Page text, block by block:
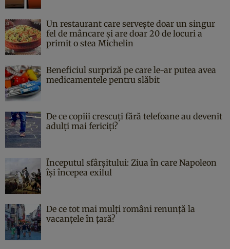
Un restaurant care servește doar un singur
fel de mâncare și are doar 20 de locuri a
primit o stea Michelin
Beneficiul surpriză pe care le-ar putea avea
medicamentele pentru slăbit
De ce copiii crescuți fără telefoane au devenit
adulți mai fericiți?
Începutul sfârşitului: Ziua în care Napoleon
îşi începea exilul
De ce tot mai mulți români renunță la
vacanțele în țară?